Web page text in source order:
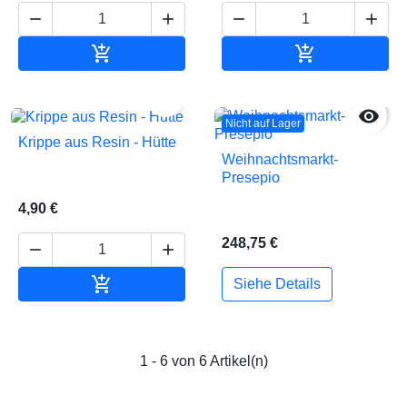
 

 

Krippe aus Resin - Hütte
4,90 €
 

Nicht auf Lager 
Weihnachtsmarkt-
Presepio
248,75 €
Siehe Details
1 - 6 von 6 Artikel(n)